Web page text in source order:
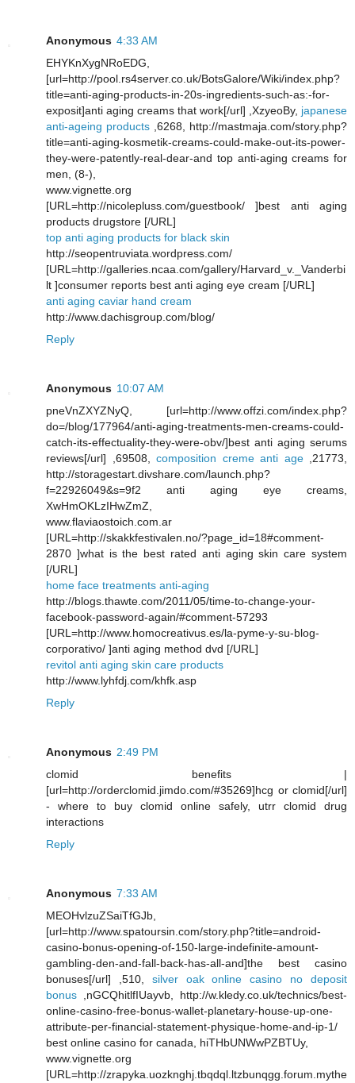
Anonymous 4:33 AM
EHYKnXygNRoEDG,
[url=http://pool.rs4server.co.uk/BotsGalore/Wiki/index.php?
title=anti-aging-products-in-20s-ingredients-such-as:-for-
exposit]anti aging creams that work[/url] ,XzyeoBy, japanese
anti-ageing products ,6268, http://mastmaja.com/story.php?
title=anti-aging-kosmetik-creams-could-make-out-its-power-
they-were-patently-real-dear-and top anti-aging creams for
men, (8-),
www.vignette.org
[URL=http://nicolepluss.com/guestbook/ ]best anti aging
products drugstore [/URL]
top anti aging products for black skin
http://seopentruviata.wordpress.com/
[URL=http://galleries.ncaa.com/gallery/Harvard_v._Vanderbi
lt ]consumer reports best anti aging eye cream [/URL]
anti aging caviar hand cream
http://www.dachisgroup.com/blog/
Reply
Anonymous 10:07 AM
pneVnZXYZNyQ, [url=http://www.offzi.com/index.php?
do=/blog/177964/anti-aging-treatments-men-creams-could-
catch-its-effectuality-they-were-obv/]best anti aging serums
reviews[/url] ,69508, composition creme anti age,21773,
http://storagestart.divshare.com/launch.php?
f=22926049&s=9f2 anti aging eye creams,
XwHmOKLzIHwZmZ,
www.flaviaostoich.com.ar
[URL=http://skakkfestivalen.no/?page_id=18#comment-
2870 ]what is the best rated anti aging skin care system
[/URL]
home face treatments anti-aging
http://blogs.thawte.com/2011/05/time-to-change-your-
facebook-password-again/#comment-57293
[URL=http://www.homocreativus.es/la-pyme-y-su-blog-
corporativo/ ]anti aging method dvd [/URL]
revitol anti aging skin care products
http://www.lyhfdj.com/khfk.asp
Reply
Anonymous 2:49 PM
clomid benefits |
[url=http://orderclomid.jimdo.com/#35269]hcg or clomid[/url]
- where to buy clomid online safely, utrr clomid drug
interactions
Reply
Anonymous 7:33 AM
MEOHvlzuZSaiTfGJb,
[url=http://www.spatoursin.com/story.php?title=android-
casino-bonus-opening-of-150-large-indefinite-amount-
gambling-den-and-fall-back-has-all-and]the best casino
bonuses[/url] ,510, silver oak online casino no deposit
bonus ,nGCQhitlfIUayvb, http://w.kledy.co.uk/technics/best-
online-casino-free-bonus-wallet-planetary-house-up-one-
attribute-per-financial-statement-physique-home-and-ip-1/
best online casino for canada, hiTHbUNWwPZBTUy,
www.vignette.org
[URL=http://zrapyka.uozknghj.tbqdql.ltzbunqgg.forum.mythe